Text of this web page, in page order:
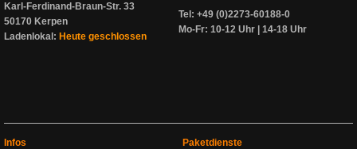
Karl-Ferdinand-Braun-Str. 33
50170 Kerpen
Ladenlokal: Heute geschlossen
Tel: +49 (0)2273-60188-0
Mo-Fr: 10-12 Uhr | 14-18 Uhr
Infos
Paketdienste